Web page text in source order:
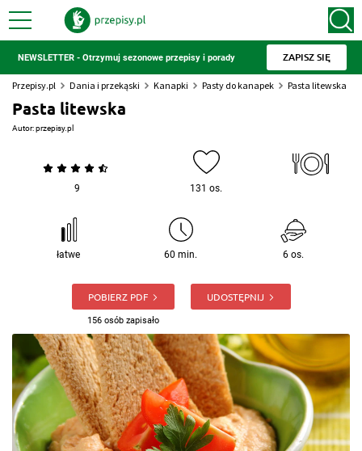
NEWSLETTER - Otrzymuj sezonowe przepisy i porady ZAPISZ SIĘ
Przepisy.pl Dania i przekąski Kanapki Pasty do kanapek Pasta litewska
Pasta litewska
Autor:przepisy.pl
9 131 os.
łatwe 60 min. 6 os.
POBIERZ PDF
156 osób zapisało
UDOSTĘPNIJ